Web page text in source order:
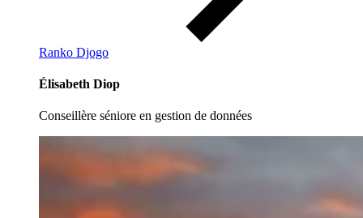
Ranko Djogo
Élisabeth Diop
Conseillère séniore en gestion de données